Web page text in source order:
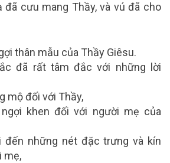
đã cưu mang Thầy, và vú đã cho
thân mẫu của Thầy Giêsu.
đã rất tâm đắc với những lời
mộ đối với Thầy,
khen đối với người mẹ của
đến những nét đặc trưng và kín
mẹ,